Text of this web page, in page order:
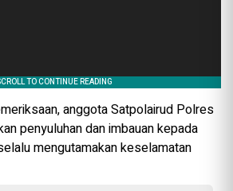
anggota Satpolairud Polres
penyuluhan dan imbauan kepada
mengutamakan keselamatan